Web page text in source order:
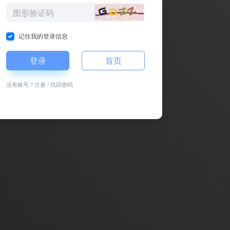
记住我的登录信息
登录 首页
没有账号？注册/找回密码